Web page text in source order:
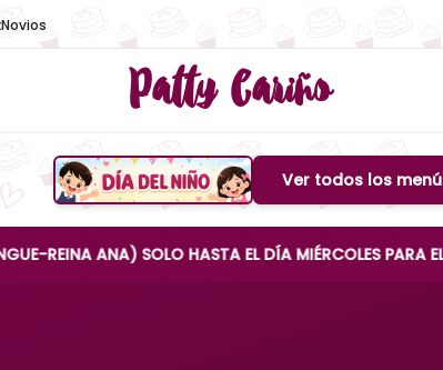
Novios
Patty Cariño
Boton de menuVer todos los
ANA) SOLO HASTA EL DÍA MIÉRCOLES PARA EL FIN DE